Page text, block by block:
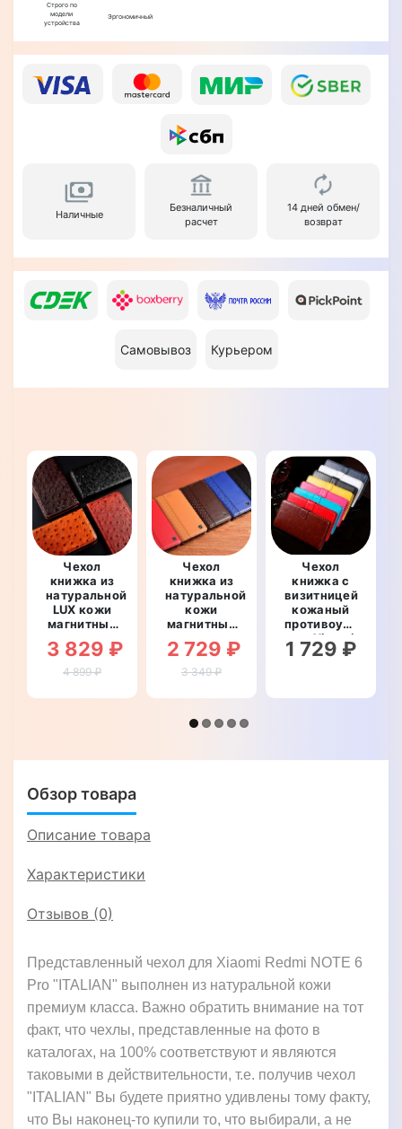
Строго по
модели
устройства
Эргономичный
Наличные
Безналичный
расчет
14 дней обмен/
возврат
Самовывоз Курьером
Чехол
книжка из
натуральной
LUX кожи
магнитный
противоударный
для Xiaomi
Redmi
"OSTRICH"
3 829 ₽
4 899 ₽
Чехол
книжка из
натуральной
кожи
магнитный
противоударный
для Xiaomi
Redmi
"BOTTEGA"
2 729 ₽
3 349 ₽
Чехол
книжка с
визитницей
кожаный
противоударный
для Xiaomi
Redmi
1 729 ₽
Обзор товара
Описание товара
Характеристики
Отзывов (0)
Представленный чехол для Xiaomi Redmi NOTE 6
Pro "ITALIAN" выполнен из натуральной кожи
премиум класса. Важно обратить внимание на тот
факт, что чехлы, представленные на фото в
каталогах, на 100% соответствуют и являются
таковыми в действительности, т.е. получив чехол
"ITALIAN" Вы будете приятно удивлены тому факту,
что Вы наконец-то купили то, что выбирали, а не